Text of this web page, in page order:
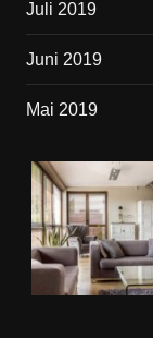
Juli 2019
Juni 2019
Mai 2019